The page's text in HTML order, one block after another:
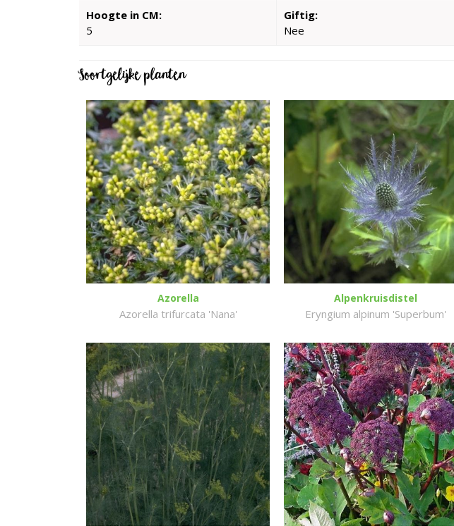
Hoogte in CM:
5
Giftig:
Nee
Soortgelijke planten
Azorella
Azorella trifurcata 'Nana'
Alpenkruisdistel
Eryngium alpinum 'Superbum'